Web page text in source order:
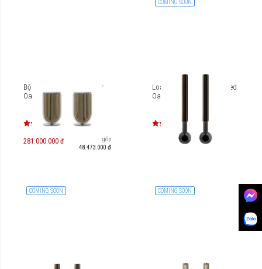
Bộ loa B&O Beolab 8 Silver
Oak Cover (Table Stand)
281.000.000 đ
Trả góp
48.473.000 đ
COMING SOON
Loa B&O Beolab 28 Smoked
Oak Edition
COMING SOON COMING SOON